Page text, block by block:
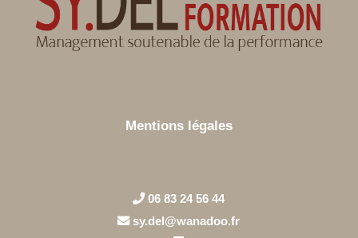
Mentions légales
06 83 24 56 44
sy.del@wanadoo.fr